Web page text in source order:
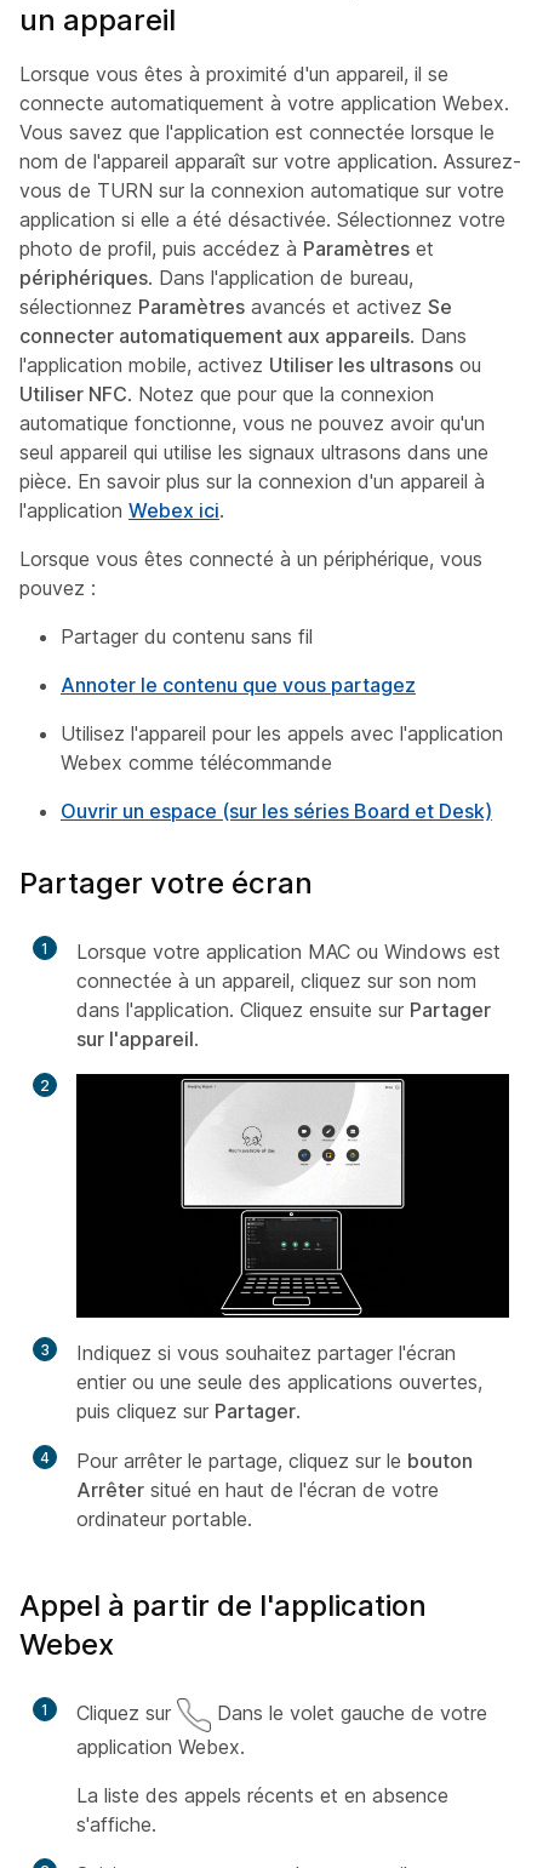
un appareil
Lorsque vous êtes à proximité d'un appareil, il se
connecte automatiquement à votre application Webex.
Vous savez que l'application est connectée lorsque le
nom de l'appareil apparaît sur votre application. Assurez-
vous de TURN sur la connexion automatique sur votre
application si elle a été désactivée. Sélectionnez votre
photo de profil, puis accédez à Paramètres et
périphériques. Dans l'application de bureau,
sélectionnez Paramètres avancés et activez Se
connecter automatiquement aux appareils. Dans
l'application mobile, activez Utiliser les ultrasons ou
Utiliser NFC. Notez que pour que la connexion
automatique fonctionne, vous ne pouvez avoir qu'un
seul appareil qui utilise les signaux ultrasons dans une
pièce. En savoir plus sur la connexion d'un appareil à
l'application Webex ici.
Lorsque vous êtes connecté à un périphérique, vous
pouvez :
Partager du contenu sans fil
Annoter le contenu que vous partagez
Utilisez l'appareil pour les appels avec l'application
Webex comme télécommande
Ouvrir un espace (sur les séries Board et Desk)
Partager votre écran
1
Lorsque votre application MAC ou Windows est
connectée à un appareil, cliquez sur son nom
dans l'application. Cliquez ensuite sur Partager
sur l'appareil.
2
3
Indiquez si vous souhaitez partager l'écran
entier ou une seule des applications ouvertes,
puis cliquez sur Partager.
4 Pour arrêter le partage, cliquez sur le bouton
Arrêter situé en haut de l'écran de votre
ordinateur portable.
Appel à partir de l'application
Webex
1 Cliquez sur
Dans le volet gauche de votre
application Webex.
La liste des appels récents et en absence
s'affiche.